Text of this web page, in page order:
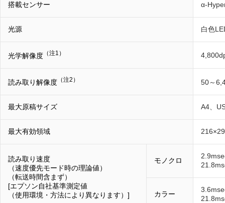
搭載センサー α-
光源 白色
光学解像度 （注1）
読み取り解像度 （注2） 50～
最大原稿サイズ A4、
最大有効領域
読み取り速度
（速度優先モード時の理論値）
（転送時間含まず）
[エプソン自社基準測定値
（使用環境・方法により異なります）]
モノクロ
カラー